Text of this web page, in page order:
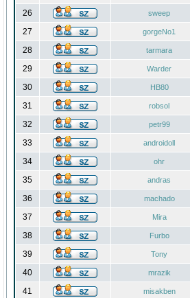
26 sweep
27 gorgeNo1
28 tarmara
29 Warder
30 HB80
31 robsol
32 petr99
33 androidoll
34 ohr
35 andras
36 machado
37 Mira
38 Furbo
39 Tony
40 mrazik
41 misakben